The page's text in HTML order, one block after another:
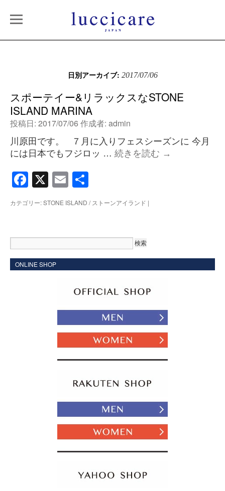
日別アーカイブ: 2017/07/06
スポーテイー&リラックスなSTONE
ISLAND MARINA
投稿日: 2017/07/06 作成者: admin
川原田です。 ７月に入りフェスシーズンに 今月
には日本でもフジロッ … 続きを読む →
Facebook
X Email
カテゴリー:STONE ISLAND / ストーンアイランド |
ONLINE SHOP